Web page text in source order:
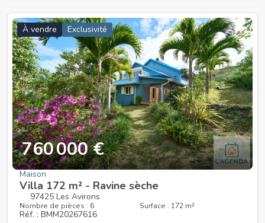
À vendre Exclusivité
760 000 €
Maison
Villa 172 m² - Ravine sèche
97425 Les Avirons
Nombre de pièces : 6 Surface : 172 m²
Réf. : BMM20267616